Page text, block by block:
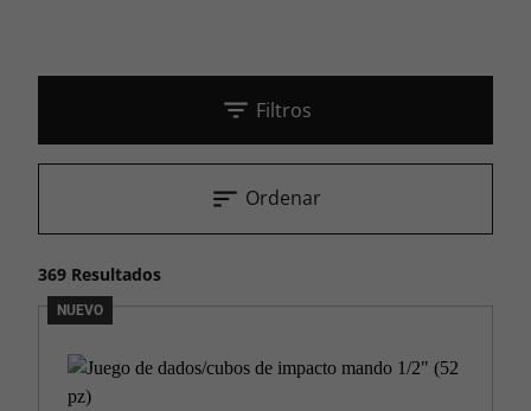
Filtros
369 Resultados
Ordenar
NUEVO